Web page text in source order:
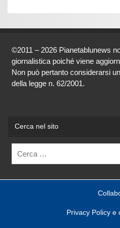
©2011 – 2026 Pianetablunews
giornalistica poiché viene
Non può pertanto considerarsi
della legge n. 62/2001.
Cerca nel sito
Privacy Policy e